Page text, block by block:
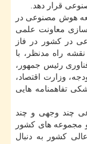
قرار دهد.
هوش مصنوعی در
معاونت علمی
در کشور در فاز
راه مدنظر، با
رئیس جمهور،
وزارت اقتصاد،
تفاهمنامه هایی
چند وجهی و چند
مجموعه های کشور
کشور به دنبال